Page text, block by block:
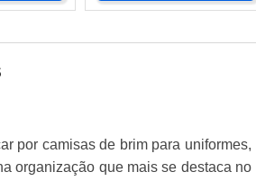
por camisas de brim para uniformes,
organização que mais se destaca no